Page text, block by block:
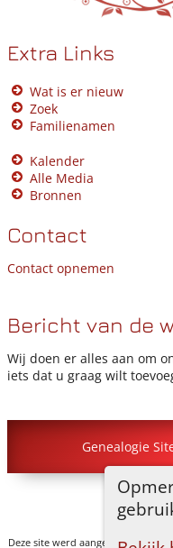
Extra Links
Wat is er nieuw
Zoek
Familienamen
Kalender
Alle Media
Bronnen
Contact
Contact opnemen
Bericht van de
Wij doen er alles aan om
iets dat u graag wilt
Genealogie
Ga
Deze site werd aangemaakt door